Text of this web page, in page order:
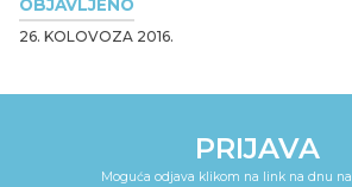
OBJAVLJENO
26. KOLOVOZA 2016.
PRIJAVA
Moguća odjava klikom na link na dnu